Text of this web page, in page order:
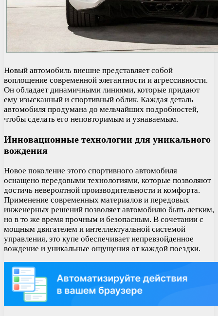
Новый автомобиль внешне представляет собой
воплощение современной элегантности и агрессивности.
Он обладает динамичными линиями, которые придают
ему изысканный и спортивный облик. Каждая деталь
автомобиля продумана до мельчайших подробностей,
чтобы сделать его неповторимым и узнаваемым.
Инновационные технологии для уникального
вождения
Новое поколение этого спортивного автомобиля
оснащено передовыми технологиями, которые позволяют
достичь невероятной производительности и комфорта.
Применение современных материалов и передовых
инженерных решений позволяет автомобилю быть легким,
но в то же время прочным и безопасным. В сочетании с
мощным двигателем и интеллектуальной системой
управления, это купе обеспечивает непревзойденное
вождение и уникальные ощущения от каждой поездки.